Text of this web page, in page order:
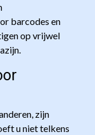
barcodes en
op vrijwel
zijn
u niet telkens